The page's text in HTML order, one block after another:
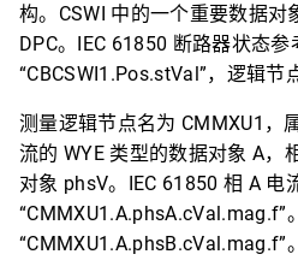
构。CSWI 中的一个重要数据对
DPC。IEC 61850 断路器状态参
“CBCSWI1.Pos.stVal”，逻辑节
测量逻辑节点名为 CMMXU1，
流的 WYE 类型的数据对象 A，
对象 phsV。IEC 61850 相 A 电
“CMMXU1.A.phsA.cVal.mag.f”
“CMMXU1.A.phsB.cVal.mag.f”。